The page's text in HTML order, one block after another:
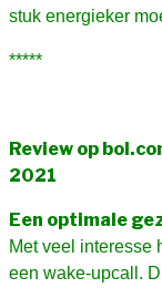
stuk energieker
*****
Review op
2021
Een optimale
Met veel interesse
een wake-upcall.